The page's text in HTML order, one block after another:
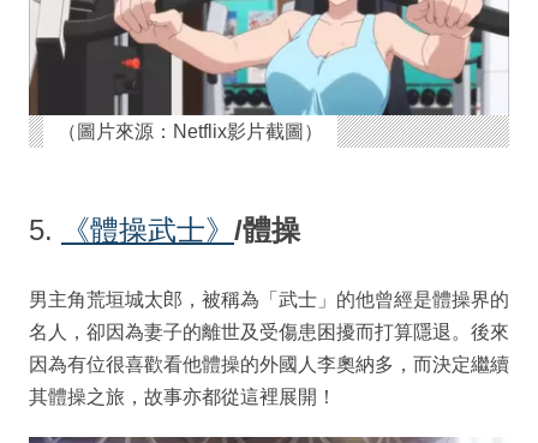
（圖片來源：Netflix影片截圖）
5. 《體操武士》 /體操
男主角荒垣城太郎，被稱為「武士」的他曾經是體操界的
名人，卻因為妻子的離世及受傷患困擾而打算隱退。後來
因為有位很喜歡看他體操的外國人李奧納多，而決定繼續
其體操之旅，故事亦都從這裡展開！